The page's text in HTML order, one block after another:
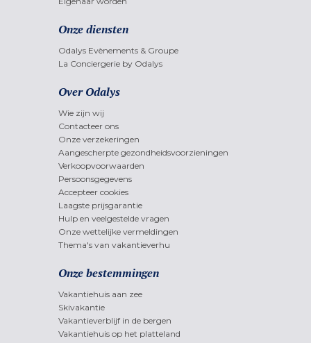
Onze diensten
Odalys Evènements & Groupe
La Conciergerie by Odalys
Over Odalys
Wie zijn wij
Contacteer ons
Onze verzekeringen
Aangescherpte gezondheidsvoorzieningen
Verkoopvoorwaarden
Persoonsgegevens
Accepteer cookies
Laagste prijsgarantie
Hulp en veelgestelde vragen
Onze wettelijke vermeldingen
Thema's van vakantieverhu
Onze bestemmingen
Vakantiehuis aan zee
Skivakantie
Vakantieverblijf in de bergen
Vakantiehuis op het platteland